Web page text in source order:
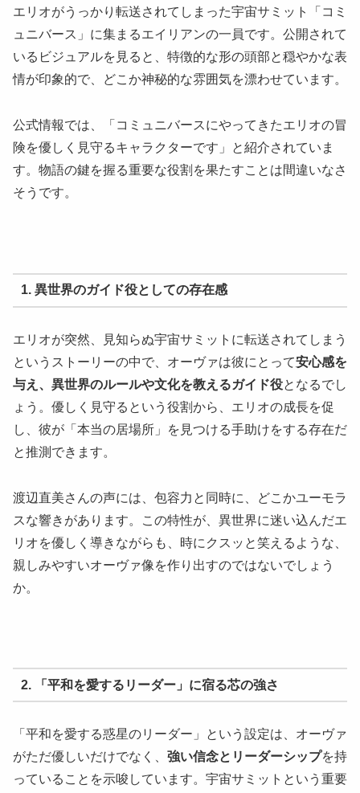
エリオがうっかり転送されてしまった宇宙サミット「コミ
ュニバース」に集まるエイリアンの一員です。公開されて
いるビジュアルを見ると、特徴的な形の頭部と穏やかな表
情が印象的で、どこか神秘的な雰囲気を漂わせています。
公式情報では、「コミュニバースにやってきたエリオの冒
険を優しく見守るキャラクターです」と紹介されていま
す。物語の鍵を握る重要な役割を果たすことは間違いなさ
そうです。
1. 異世界のガイド役としての存在感
エリオが突然、見知らぬ宇宙サミットに転送されてしまう
というストーリーの中で、オーヴァは彼にとって安心感を
与え、異世界のルールや文化を教えるガイド役となるでし
ょう。優しく見守るという役割から、エリオの成長を促
し、彼が「本当の居場所」を見つける手助けをする存在だ
と推測できます。
渡辺直美さんの声には、包容力と同時に、どこかユーモラ
スな響きがあります。この特性が、異世界に迷い込んだエ
リオを優しく導きながらも、時にクスッと笑えるような、
親しみやすいオーヴァ像を作り出すのではないでしょう
か。
2. 「平和を愛するリーダー」に宿る芯の強さ
「平和を愛する惑星のリーダー」という設定は、オーヴァ
がただ優しいだけでなく、 強い信念とリーダーシップを持
っていることを示唆しています。宇宙サミットという重要